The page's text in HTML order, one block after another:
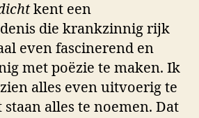
kent een
die krankzinnig rijk
even fascinerend en
met poëzie te maken. Ik
alles even uitvoerig te
alles te noemen. Dat